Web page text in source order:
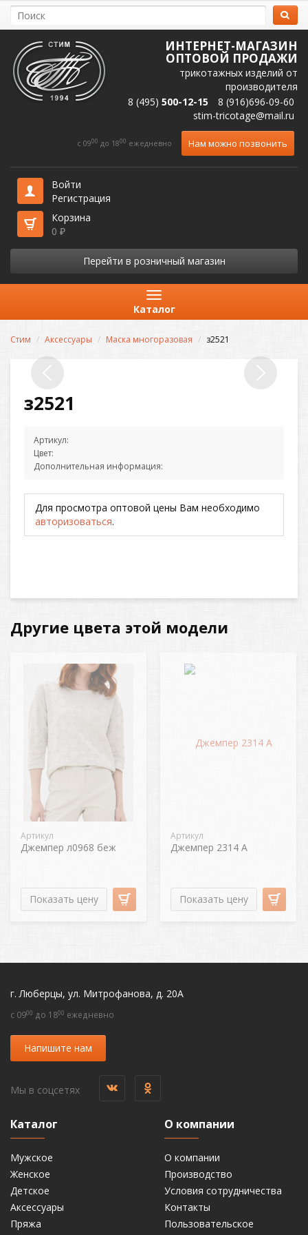
ИНТЕРНЕТ-МАГАЗИН
ОПТОВОЙ ПРОДАЖИ
трикотажных изделий от
производителя
8 (495) 500-12-15
8 (916)696-09-60
stim-tricotage@mail.ru
c 0900 до 1800 ежедневно Нам можно позвонить
Войти
Регистрация
Корзина
0 ₽
Перейти в розничный магазин
Каталог
Стим Аксессуары Маска многоразовая з2521
з2521
Артикул:
Цвет:
Дополнительная информация:
Для просмотра оптовой цены Вам необходимо
авторизоваться.
Другие цвета этой модели
Артикул
Джемпер л0968 беж
Показать цену
Артикул
Джемпер 2314 А
Показать цену
г. Люберцы, ул. Митрофанова, д. 20А
c 0900 до 1800 ежедневно
Напишите нам
Мы в соцсетях
Каталог
Мужское
Женское
Детское
Аксессуары
Пряжа
О компании
О компании
Производство
Условия сотрудничества
Контакты
Пользовательское